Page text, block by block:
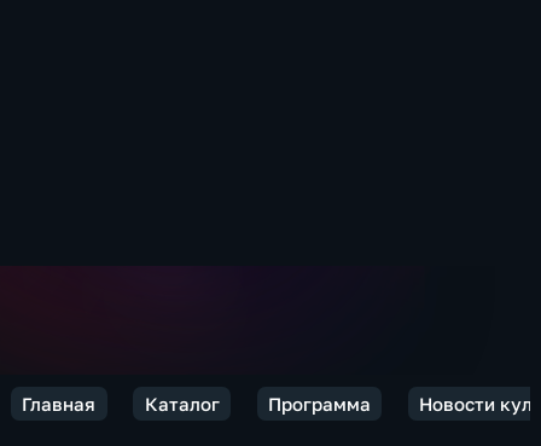
Главная Каталог Программа Новости